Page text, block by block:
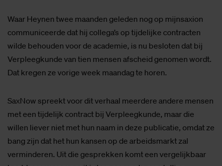
Waar Heynen twee maanden geleden nog op mijnsaxion
communiceerde dat hij collega’s op tijdelijke contracten
wilde behouden voor de academie, is nu besloten dat bij
Verpleegkunde van tien mensen afscheid genomen wordt.
Dat kregen ze vorige week maandag te horen.
SaxNow spreekt voor dit verhaal meerdere andere mensen
met een tijdelijk contract bij Verpleegkunde, maar die
willen liever niet met hun naam in deze publicatie, omdat ze
bang zijn dat het hun kansen op de arbeidsmarkt zal
verminderen. Uit die gesprekken komt een vergelijkbaar